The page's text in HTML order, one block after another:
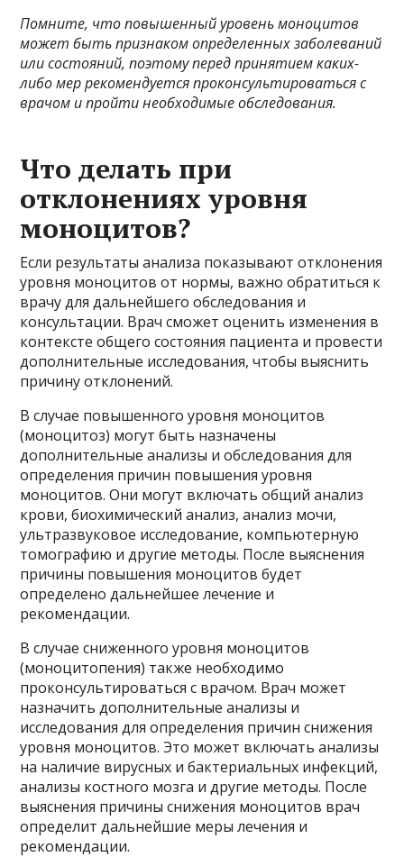
Помните, что повышенный уровень моноцитов
может быть признаком определенных заболеваний
или состояний, поэтому перед принятием каких-
либо мер рекомендуется проконсультироваться с
врачом и пройти необходимые обследования.
Что делать при
отклонениях уровня
моноцитов?
Если результаты анализа показывают отклонения
уровня моноцитов от нормы, важно обратиться к
врачу для дальнейшего обследования и
консультации. Врач сможет оценить изменения в
контексте общего состояния пациента и провести
дополнительные исследования, чтобы выяснить
причину отклонений.
В случае повышенного уровня моноцитов
(моноцитоз) могут быть назначены
дополнительные анализы и обследования для
определения причин повышения уровня
моноцитов. Они могут включать общий анализ
крови, биохимический анализ, анализ мочи,
ультразвуковое исследование, компьютерную
томографию и другие методы. После выяснения
причины повышения моноцитов будет
определено дальнейшее лечение и
рекомендации.
В случае сниженного уровня моноцитов
(моноцитопения) также необходимо
проконсультироваться с врачом. Врач может
назначить дополнительные анализы и
исследования для определения причин снижения
уровня моноцитов. Это может включать анализы
на наличие вирусных и бактериальных инфекций,
анализы костного мозга и другие методы. После
выяснения причины снижения моноцитов врач
определит дальнейшие меры лечения и
рекомендации.